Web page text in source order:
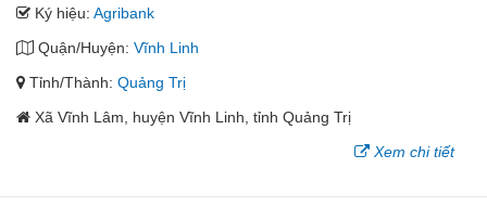
Ký hiệu: Agribank
Quận/Huyện: Vĩnh Linh
Tỉnh/Thành: Quảng Trị
Xã Vĩnh Lâm, huyện Vĩnh Linh, tỉnh Quảng Trị
Xem chi tiết